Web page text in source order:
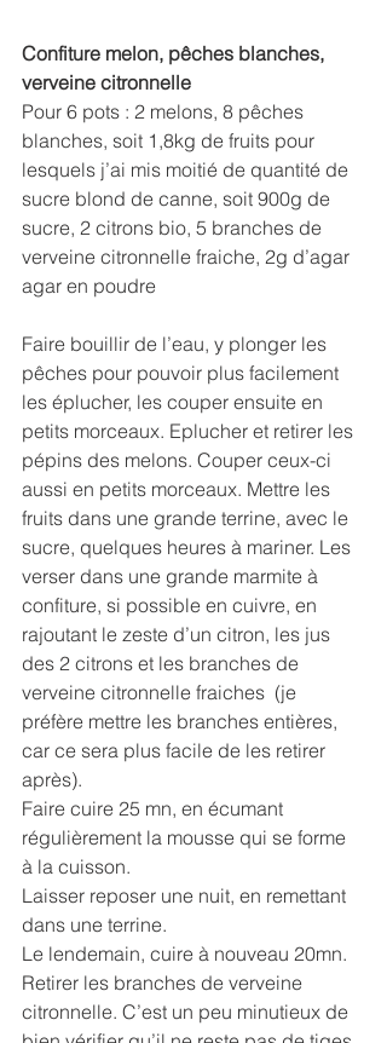
Confiture melon, pêches blanches,
verveine citronnelle
Pour 6 pots : 2 melons, 8 pêches
blanches, soit 1,8kg de fruits pour
lesquels j’ai mis moitié de quantité de
sucre blond de canne, soit 900g de
sucre, 2 citrons bio, 5 branches de
verveine citronnelle fraiche, 2g d’agar
agar en poudre
Faire bouillir de l’eau, y plonger les
pêches pour pouvoir plus facilement
les éplucher, les couper ensuite en
petits morceaux. Eplucher et retirer les
pépins des melons. Couper ceux-ci
aussi en petits morceaux. Mettre les
fruits dans une grande terrine, avec le
sucre, quelques heures à mariner. Les
verser dans une grande marmite à
confiture, si possible en cuivre, en
rajoutant le zeste d’un citron, les jus
des 2 citrons et les branches de
verveine citronnelle fraiches  (je
préfère mettre les branches entières,
car ce sera plus facile de les retirer
après).
Faire cuire 25 mn, en écumant
régulièrement la mousse qui se forme
à la cuisson.
Laisser reposer une nuit, en remettant
dans une terrine.
Le lendemain, cuire à nouveau 20mn.
Retirer les branches de verveine
citronnelle. C’est un peu minutieux de